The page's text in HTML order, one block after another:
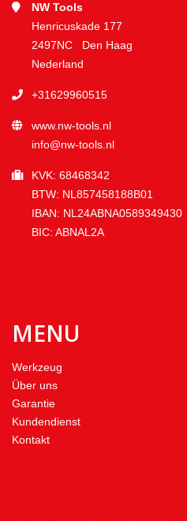
NW Tools
Henricuskade 177
2497NC Den Haag
Nederland
+31629960515
www.nw-tools.nl
info@nw-tools.nl
KVK: 68468342
BTW: NL857458188B01
IBAN: NL24ABNA0589349430
BIC: ABNAL2A
MENU
Werkzeug
Über uns
Garantie
Kundendienst
Kontakt